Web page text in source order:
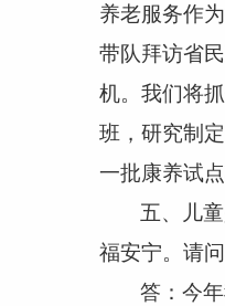
养老服务作
带队拜访省
机。我们将
班，研究制
一批康养试
五、儿
福安宁。请
答：今